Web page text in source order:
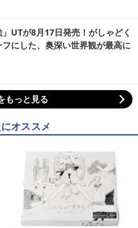
UTが8月17日発売！がしゃどく
にした、奥深い世界観が最高に
もっと見る
オススメ